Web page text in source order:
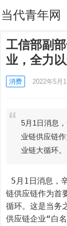
当代青年网
工信部副
业，全力
消费 2022年5月
5月1日消息
业链供应链
业链大循环
链供应链作为首
循环。这是当务
供应链企业“白